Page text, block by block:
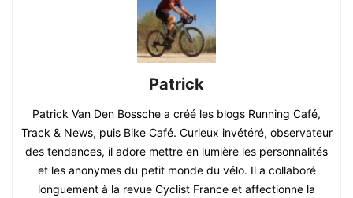
Patrick
Patrick Van Den Bossche a créé les blogs Running Café,
Track & News, puis Bike Café. Curieux invétéré, observateur
des tendances, il adore mettre en lumière les personnalités
et les anonymes du petit monde du vélo. Il a collaboré
longuement à la revue Cyclist France et affectionne la